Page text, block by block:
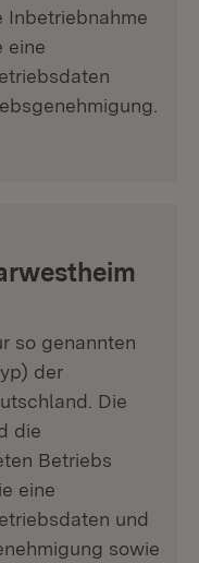
Inbetriebnahme
eine
so genannten
der
Die
die
Betriebs
eine
und
sowie